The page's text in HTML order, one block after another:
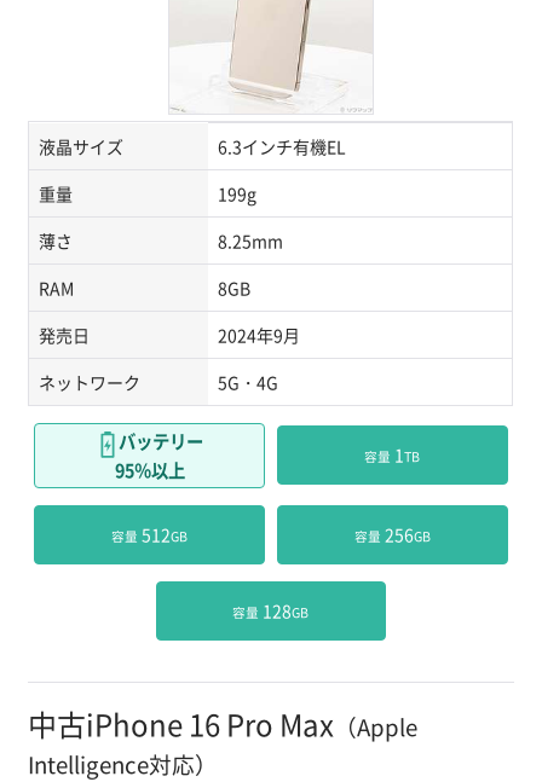
液晶サイズ
6.3インチ有機EL
重量
199g
薄さ
8.25mm
RAM
8GB
発売日
2024年9月
ネットワーク
5G・4G
バッテリー
95％以上
容量 1TB
容量 512GB 容量 256GB
容量 128GB
中古iPhone 16 Pro Max （Apple
Intelligence対応）